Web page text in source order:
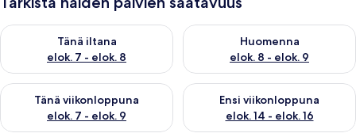
Tänä iltana
elok. 7 - elok. 8
Tarkista tämän illan saatavuus elok. 7 - elok. 8
Huomenna
elok. 8 - elok. 9
Tarkista huomisen saatavuus
Tänä viikonloppuna
elok. 7 - elok. 9
Tarkista tämän viikonlopun saatavuus elok. 7 - elok. 9
Ensi viikonloppuna
elok. 14 - elok. 16
Tarkista ensi viikonlopun